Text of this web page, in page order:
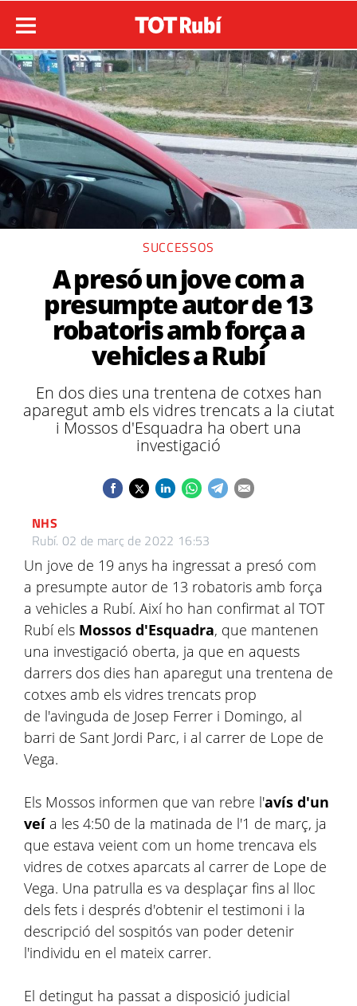
SUCCESSOS
A presó un jove com a
presumpte autor de 13
robatoris amb força a
vehicles a Rubí
En dos dies una trentena de cotxes han
aparegut amb els vidres trencats a la ciutat
i Mossos d'Esquadra ha obert una
investigació
NHS
Rubí. 02 de març de 2022 16:53
Un jove de 19 anys ha ingressat a presó com
a presumpte autor de 13 robatoris amb força
a vehicles a Rubí. Així ho han confirmat al TOT
Rubí els Mossos d'Esquadra, que mantenen
una investigació oberta, ja que en aquests
darrers dos dies han aparegut una trentena de
cotxes amb els vidres trencats prop
de l'avinguda de Josep Ferrer i Domingo, al
barri de Sant Jordi Parc, i al carrer de Lope de
Vega.
Els Mossos informen que van rebre l'avís d'un
veí a les 4:50 de la matinada de l'1 de març, ja
que estava veient com un home trencava els
vidres de cotxes aparcats al carrer de Lope de
Vega. Una patrulla es va desplaçar fins al lloc
dels fets i després d'obtenir el testimoni i la
descripció del sospitós van poder detenir
l'individu en el mateix carrer.
El detingut ha passat a disposició judicial